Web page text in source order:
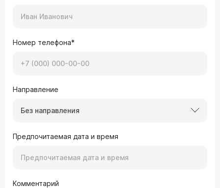
Номер телефона*
Направление
Без направления
Предпочитаемая дата и время
Комментарий